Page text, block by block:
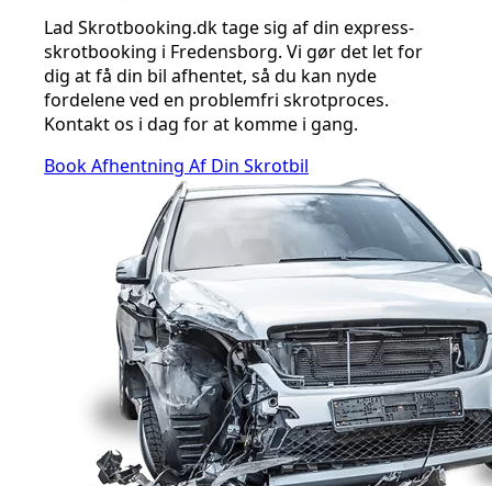
Lad Skrotbooking.dk tage sig af din express-
skrotbooking i Fredensborg. Vi gør det let for
dig at få din bil afhentet, så du kan nyde
fordelene ved en problemfri skrotproces.
Kontakt os i dag for at komme i gang.
Book Afhentning Af Din Skrotbil